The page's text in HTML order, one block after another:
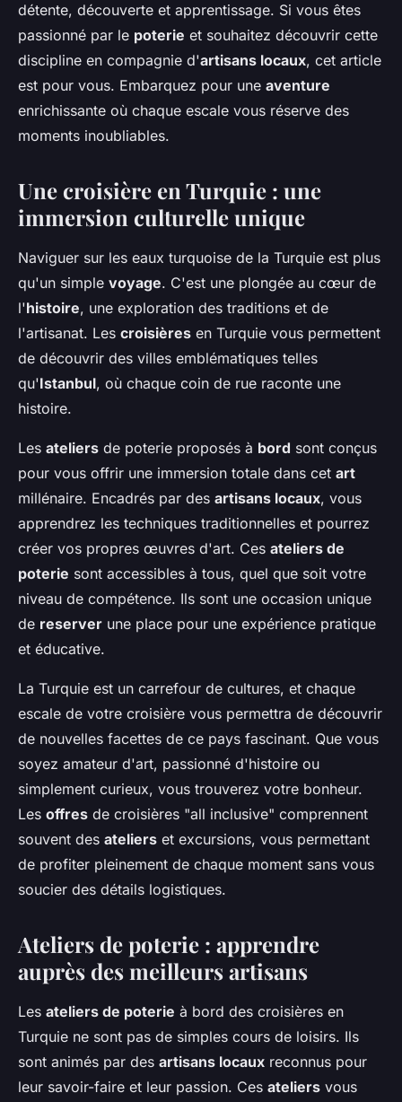
détente, découverte et apprentissage. Si vous êtes
passionné par le poterie et souhaitez découvrir cette
discipline en compagnie d'artisans locaux, cet article
est pour vous. Embarquez pour une aventure
enrichissante où chaque escale vous réserve des
moments inoubliables.
Une croisière en Turquie : une
immersion culturelle unique
Naviguer sur les eaux turquoise de la Turquie est plus
qu'un simple voyage. C'est une plongée au cœur de
l'histoire, une exploration des traditions et de
l'artisanat. Les croisières en Turquie vous permettent
de découvrir des villes emblématiques telles
qu'Istanbul, où chaque coin de rue raconte une
histoire.
Les ateliers de poterie proposés à bord sont conçus
pour vous offrir une immersion totale dans cet art
millénaire. Encadrés par des artisans locaux, vous
apprendrez les techniques traditionnelles et pourrez
créer vos propres œuvres d'art. Ces ateliers de
poterie sont accessibles à tous, quel que soit votre
niveau de compétence. Ils sont une occasion unique
de reserver une place pour une expérience pratique
et éducative.
La Turquie est un carrefour de cultures, et chaque
escale de votre croisière vous permettra de découvrir
de nouvelles facettes de ce pays fascinant. Que vous
soyez amateur d'art, passionné d'histoire ou
simplement curieux, vous trouverez votre bonheur.
Les offres de croisières "all inclusive" comprennent
souvent des ateliers et excursions, vous permettant
de profiter pleinement de chaque moment sans vous
soucier des détails logistiques.
Ateliers de poterie : apprendre
auprès des meilleurs artisans
Les ateliers de poterie à bord des croisières en
Turquie ne sont pas de simples cours de loisirs. Ils
sont animés par des artisans locaux reconnus pour
leur savoir-faire et leur passion. Ces ateliers vous